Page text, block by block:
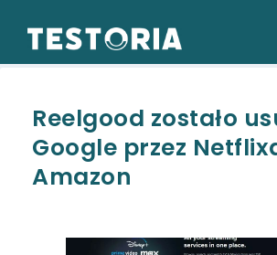
Reelgood zostało
Google przez
Amazon